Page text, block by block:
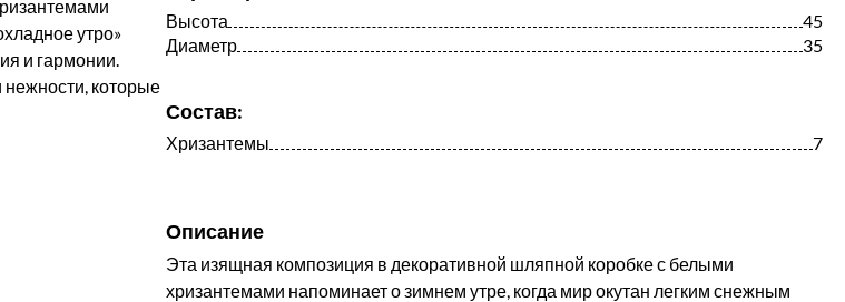
Высота
45
Диаметр
35
Состав:
Хризантемы 7
Описание
Эта изящная композиция в декоративной шляпной коробке с белыми
хризантемами напоминает о зимнем утре, когда мир окутан легким снежным